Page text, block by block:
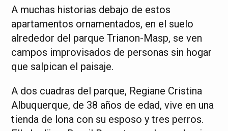
A muchas historias debajo de estos
apartamentos ornamentados, en el suelo
alrededor del parque Trianon-Masp, se ven
campos improvisados de personas sin hogar
que salpican el paisaje.
A dos cuadras del parque, Regiane Cristina
Albuquerque, de 38 años de edad, vive en una
tienda de lona con su esposo y tres perros.